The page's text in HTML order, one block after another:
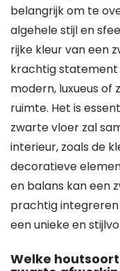
belangrijk om te
algehele stijl en
rijke kleur van een
krachtig statement
modern, luxueus of
ruimte. Het is
zwarte vloer zal
interieur, zoals de
decoratieve
en balans kan een
prachtig
een unieke en
Welke